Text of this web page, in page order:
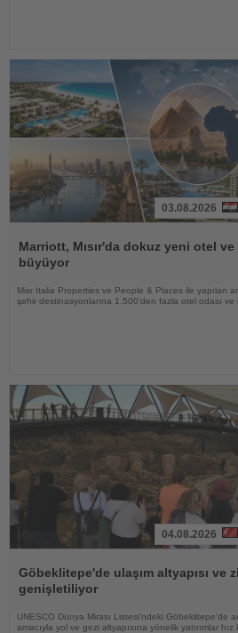
Oku
03.08.2026
Marriott, Mısır'da dokuz yeni otel
büyüyor
Misr Italia Properties ve People & Places ile yapılan
şehir destinasyonlarına 1.500'den fazla otel odası ve
Oku
04.08.2026
Göbeklitepe'de ulaşım altyapısı ve
genişletiliyor
UNESCO Dünya Mirası Listesi'ndeki Göbeklitepe'de
amacıyla yol ve gezi altyapısına yönelik yatırımlar hız